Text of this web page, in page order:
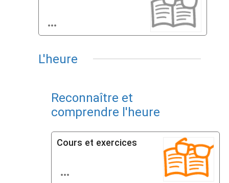

L'heure
Reconnaître et
comprendre l'heure
Cours et exercices
